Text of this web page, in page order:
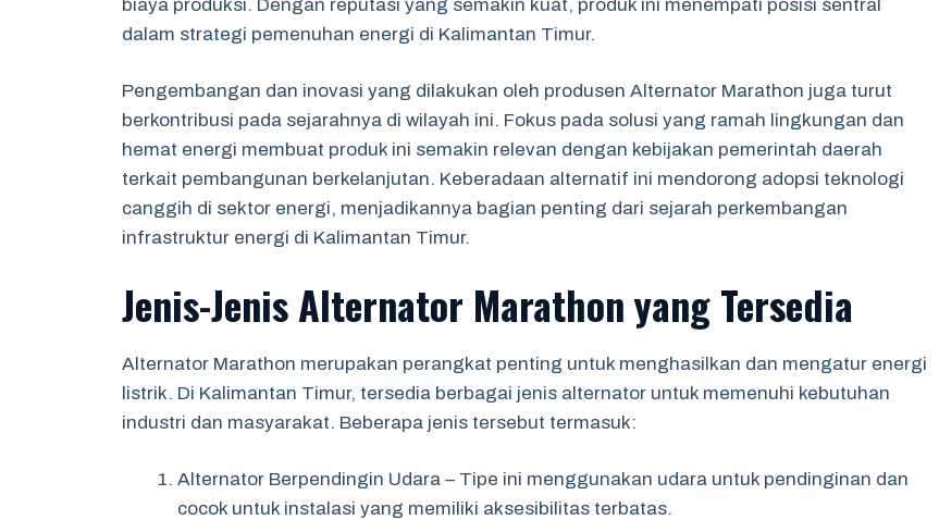
biaya produksi. Dengan reputasi yang semakin kuat, produk ini menempati posisi sentral
dalam strategi pemenuhan energi di Kalimantan Timur.
Pengembangan dan inovasi yang dilakukan oleh produsen Alternator Marathon juga turut
berkontribusi pada sejarahnya di wilayah ini. Fokus pada solusi yang ramah lingkungan dan
hemat energi membuat produk ini semakin relevan dengan kebijakan pemerintah daerah
terkait pembangunan berkelanjutan. Keberadaan alternatif ini mendorong adopsi teknologi
canggih di sektor energi, menjadikannya bagian penting dari sejarah perkembangan
infrastruktur energi di Kalimantan Timur.
Jenis-Jenis Alternator Marathon yang Tersedia
Alternator Marathon merupakan perangkat penting untuk menghasilkan dan mengatur energi
listrik. Di Kalimantan Timur, tersedia berbagai jenis alternator untuk memenuhi kebutuhan
industri dan masyarakat. Beberapa jenis tersebut termasuk:
Alternator Berpendingin Udara – Tipe ini menggunakan udara untuk pendinginan dan
cocok untuk instalasi yang memiliki aksesibilitas terbatas.